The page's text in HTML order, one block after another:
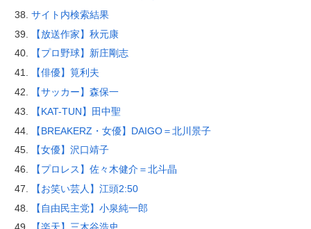
サイト内検索結果
【放送作家】秋元康
【プロ野球】新庄剛志
【俳優】筧利夫
【サッカー】森保一
【KAT-TUN】田中聖
【BREAKERZ・女優】DAIGO＝北川景子
【女優】沢口靖子
【プロレス】佐々木健介＝北斗晶
【お笑い芸人】江頭2:50
【自由民主党】小泉純一郎